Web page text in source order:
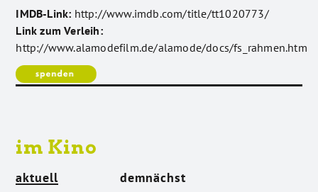
IMDB-Link: http://www.imdb.com/title/tt1020773/
Link zum Verleih:
http://www.alamodefilm.de/alamode/docs/fs_rahmen.htm
im Kino
aktuell demnächst